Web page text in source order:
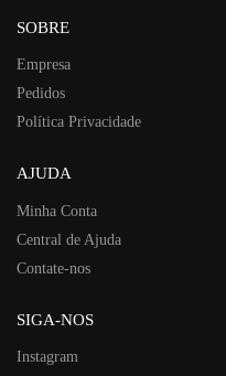
SOBRE
Empresa
Pedidos
Política Privacidade
AJUDA
Minha Conta
Central de Ajuda
Contate-nos
SIGA-NOS
Instagram